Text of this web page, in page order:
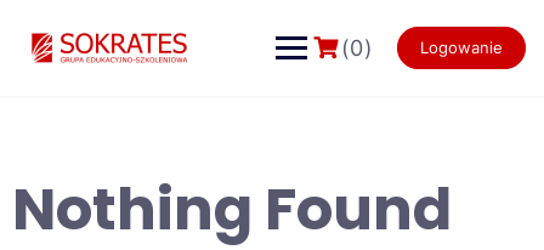
content
(0) Logowanie
Nothing Found